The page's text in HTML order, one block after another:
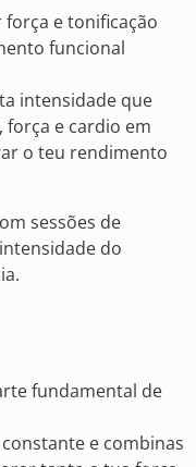
força e tonificação
funcional
intensidade que
força e cardio em
o teu rendimento
sessões de
do
fundamental de
e combinas